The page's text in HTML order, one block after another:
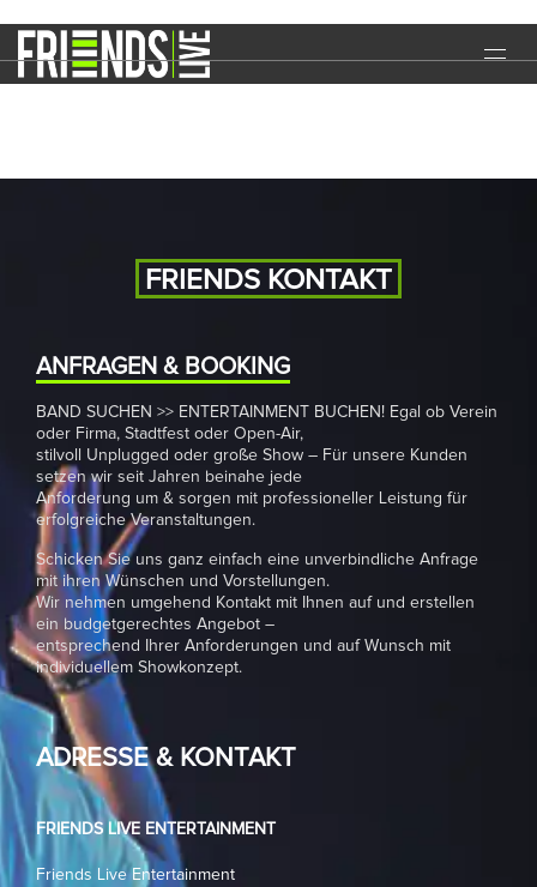
REFERENZEN
DOWNLOADS
KONTAKT
IMPRESSUM
Halloween-Party
FRIENDS KONTAKT
ANFRAGEN & BOOKING
BAND SUCHEN >> ENTERTAINMENT BUCHEN! Egal ob Verein
oder Firma, Stadtfest oder Open-Air,
stilvoll Unplugged oder große Show – Für unsere Kunden
setzen wir seit Jahren beinahe jede
Anforderung um & sorgen mit professioneller Leistung für
erfolgreiche Veranstaltungen.
Schicken Sie uns ganz einfach eine unverbindliche Anfrage
mit ihren Wünschen und Vorstellungen.
Wir nehmen umgehend Kontakt mit Ihnen auf und erstellen
ein budgetgerechtes Angebot –
entsprechend Ihrer Anforderungen und auf Wunsch mit
individuellem Showkonzept.
ADRESSE & KONTAKT
FRIENDS LIVE ENTERTAINMENT
Friends Live Entertainment